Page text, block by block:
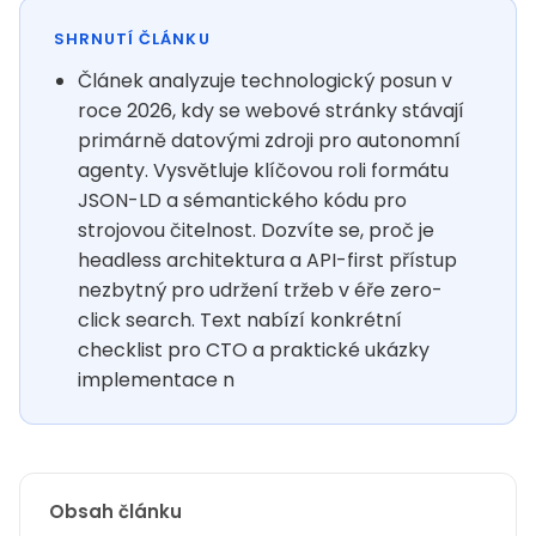
SHRNUTÍ ČLÁNKU
Článek analyzuje technologický posun v
roce 2026, kdy se webové stránky stávají
primárně datovými zdroji pro autonomní
agenty. Vysvětluje klíčovou roli formátu
JSON-LD a sémantického kódu pro
strojovou čitelnost. Dozvíte se, proč je
headless architektura a API-first přístup
nezbytný pro udržení tržeb v éře zero-
click search. Text nabízí konkrétní
checklist pro CTO a praktické ukázky
implementace n
Obsah článku